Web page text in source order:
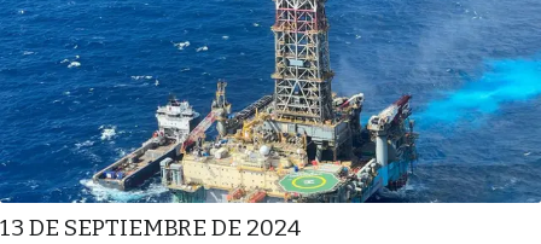
13 DE SEPTIEMBRE DE 2024